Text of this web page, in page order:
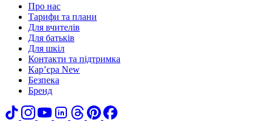
Про нас
Тарифи та плани
Для вчителів
Для батьків
Для шкіл
Контакти та підтримка
Кар’єра New
Безпека
Бренд